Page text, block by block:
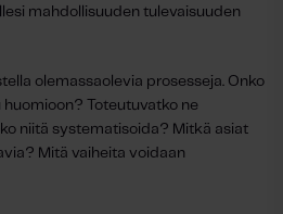
mahdollisuuden tulevaisuuden
olemassaolevia prosesseja. Onko
Toteutuvatko ne
niitä systematisoida? Mitkä asiat
Mitä vaiheita voidaan